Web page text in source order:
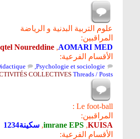
علوم التربية البدنية و الرياضة
المراقبين:
AOMARI MED
,
Noureddine
الأقسام الفرعية:
Psychologie et sociologie
,
COLLECTIVES Threads / Posts
Le foot-ball :
المراقبين:
KUISA
,
imrane EPS
, سكينة1234
الأقسام الفرعية: